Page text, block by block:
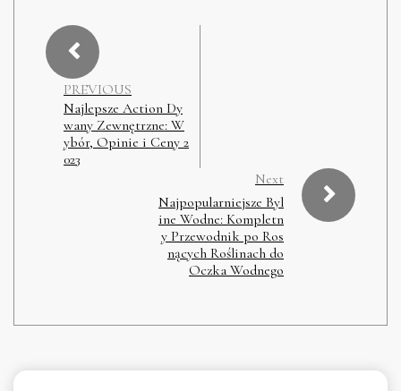
PREVIOUS
Najlepsze Action Dy
wany Zewnętrzne: W
ybór, Opinie i Ceny 2
023
Next
Najpopularniejsze Byl
ine Wodne: Kompletn
y Przewodnik po Ros
nących Roślinach do
Oczka Wodnego